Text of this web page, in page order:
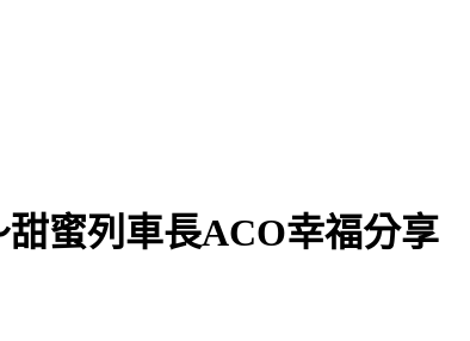
蜜列車長ACO幸福分享